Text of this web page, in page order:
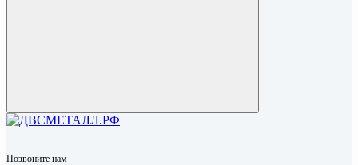
Позвоните нам